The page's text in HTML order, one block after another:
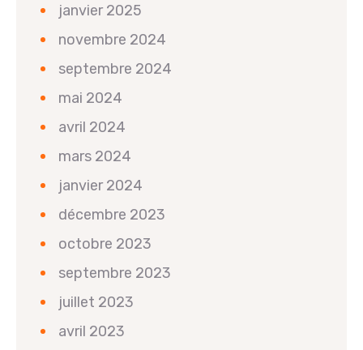
janvier 2025
novembre 2024
septembre 2024
mai 2024
avril 2024
mars 2024
janvier 2024
décembre 2023
octobre 2023
septembre 2023
juillet 2023
avril 2023